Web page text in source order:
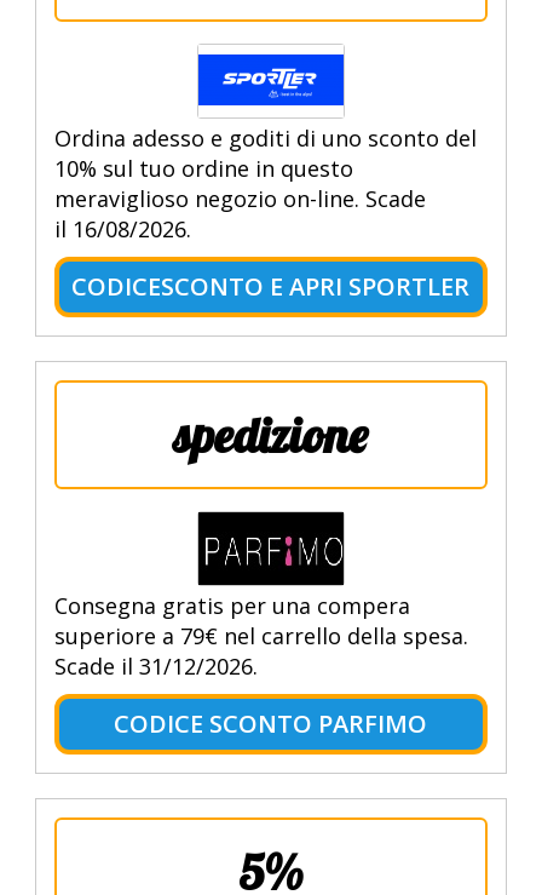
Ordina adesso e goditi di uno sconto del
10% sul tuo ordine in questo
meraviglioso negozio on-line. Scade
il 16/08/2026.
CODICESCONTO E APRI SPORTLER
spedizione
Consegna gratis per una compera
superiore a 79€ nel carrello della spesa.
Scade il 31/12/2026.
CODICE SCONTO PARFIMO
5%